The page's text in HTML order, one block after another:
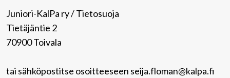
Juniori-KalPa ry / Tietosuoja
Tietäjäntie 2
70900 Toivala
tai sähköpostitse osoitteeseen seija.floman@kalpa.fi